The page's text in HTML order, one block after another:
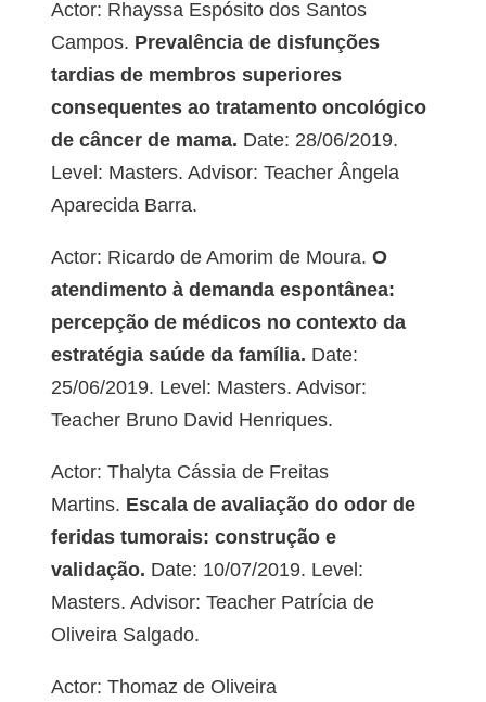
Actor: Rhayssa Espósito dos Santos
Campos. Prevalência de disfunções
tardias de membros superiores
consequentes ao tratamento oncológico
de câncer de mama. Date: 28/06/2019.
Level: Masters. Advisor: Teacher Ângela
Aparecida Barra.
Actor: Ricardo de Amorim de Moura. O
atendimento à demanda espontânea:
percepção de médicos no contexto da
estratégia saúde da família. Date:
25/06/2019. Level: Masters. Advisor:
Teacher Bruno David Henriques.
Actor: Thalyta Cássia de Freitas
Martins. Escala de avaliação do odor de
feridas tumorais: construção e
validação. Date: 10/07/2019. Level:
Masters. Advisor: Teacher Patrícia de
Oliveira Salgado.
Actor: Thomaz de Oliveira